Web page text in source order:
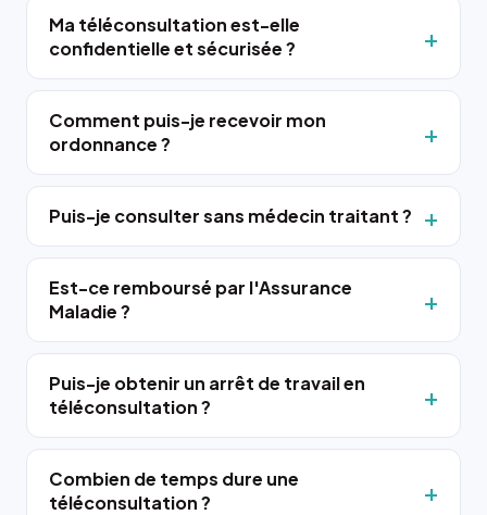
Ma téléconsultation est-elle
confidentielle et sécurisée ?
Comment puis-je recevoir mon
ordonnance ?
Puis-je consulter sans médecin traitant ?
Est-ce remboursé par l'Assurance
Maladie ?
Puis-je obtenir un arrêt de travail en
téléconsultation ?
Combien de temps dure une
téléconsultation ?